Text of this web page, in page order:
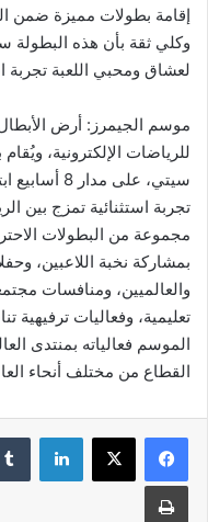
إقامة بطولات مميزة ضمن
وكلي ثقة بأن هذه
لعشاق ومحبي اللعبة تجربة
موسم الجيمرز: أرض
للرياضات الإلكترونية،
تجربة استثنائية تمزج بين
مجموعة من البطولات
بمشاركة نخبة اللاعبين،
والعالميين، ومنافسات
تعليمية، وفعاليات
الموسم فعالياته بمنتدى
القطاع من مختلف أنحاء
طباعة